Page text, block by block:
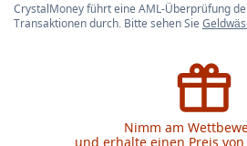
CrystalMoney führt eine AML-Überprüfung
Transaktionen durch. Bitte sehen Sie
Nimm am
und erhalte einen Preis